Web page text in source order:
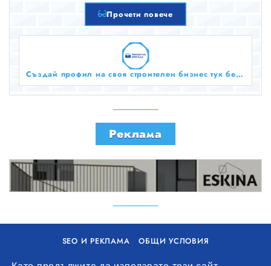
Прочети повече
Създай профил на своя строителен бизнес тук безплатно!
Реклама
SEO И РЕКЛАМА
ОБЩИ УСЛОВИЯ